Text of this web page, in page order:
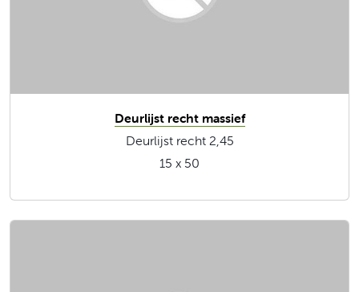
Deurlijst recht massief
Deurlijst recht 2,45
15 x 50